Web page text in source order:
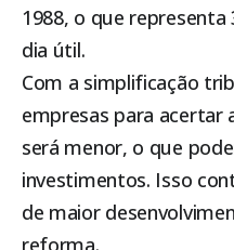
1988, o que
dia útil.
Com a simplificação
empresas para acertar
será menor, o que
investimentos. Isso
de maior
reforma.